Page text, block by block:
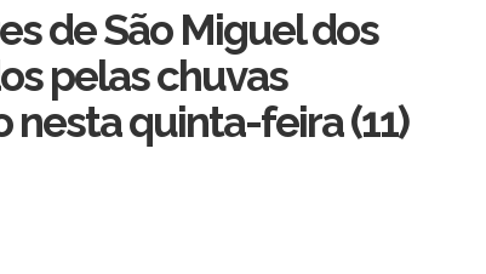
de São Miguel dos
pelas chuvas
quinta-feira (11)